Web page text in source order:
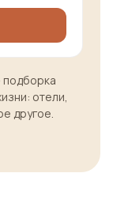
подборка
отели,
другое.